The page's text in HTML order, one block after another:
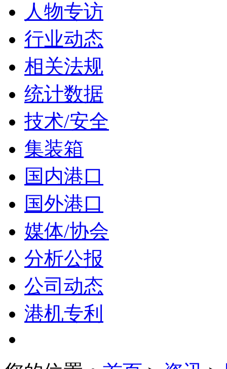
人物专访
行业动态
相关法规
统计数据
技术/安全
集装箱
国内港口
国外港口
媒体/协会
分析公报
公司动态
港机专利